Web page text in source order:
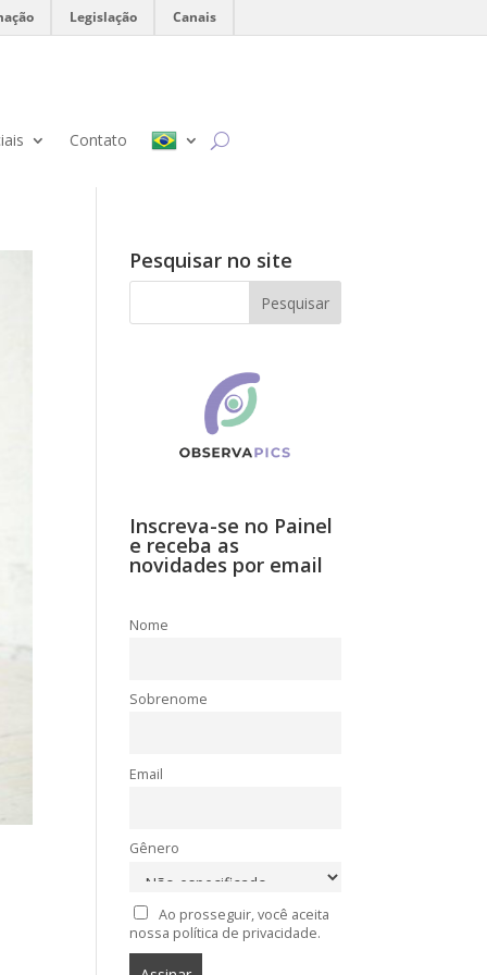
Legislação Canais
Contato
Pesquisar no site
Inscreva-se no Painel
e receba as
novidades por email
Nome
Sobrenome
Email
Gênero
Ao prosseguir, você aceita
nossa política de privacidade.